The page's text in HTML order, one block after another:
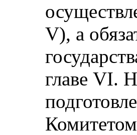
V), а
главе VI.